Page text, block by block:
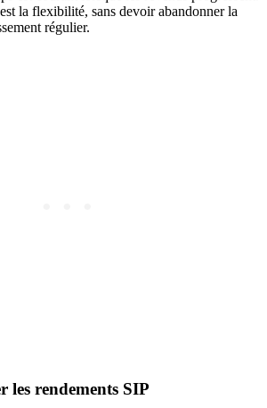
la flexibilité, sans devoir abandonner la
régulier.
les rendements SIP